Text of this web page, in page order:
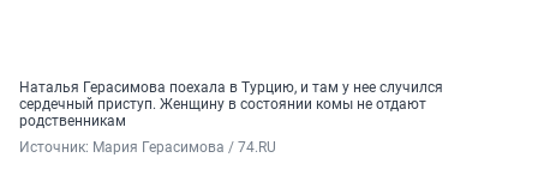
Наталья Герасимова поехала в Турцию, и там у нее случился
сердечный приступ. Женщину в состоянии комы не отдают
родственникам
Источник: Мария Герасимова / 74.RU